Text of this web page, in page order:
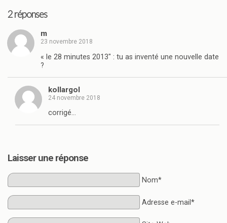
2 réponses
m
23 novembre 2018
« le 28 minutes 2013″ : tu as inventé une nouvelle date
?
kollargol
24 novembre 2018
corrigé…
Laisser une réponse
Nom*
Adresse e-mail*